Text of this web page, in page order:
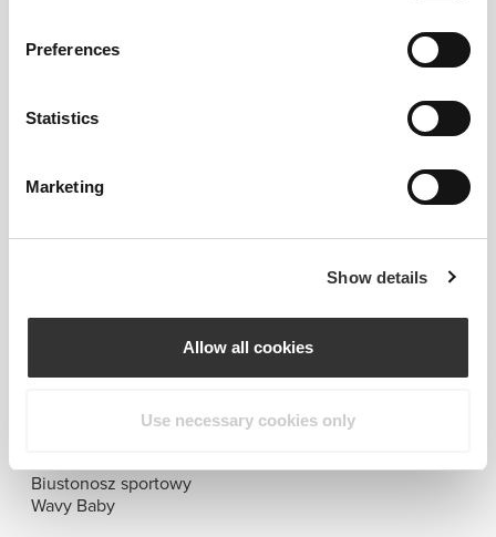
Preferences
Statistics
Marketing
Show details
Allow all cookies
Use necessary cookies only
Informacje i pielęgnacja
Idealnie pasuje do
Biustonosz sportowy
Wavy Baby